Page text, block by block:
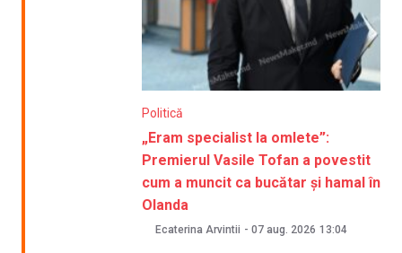
Politică
„Eram specialist la omlete”:
Premierul Vasile Tofan a povestit
cum a muncit ca bucătar și hamal în
Olanda
Ecaterina Arvintii - 07 aug. 2026 13:04